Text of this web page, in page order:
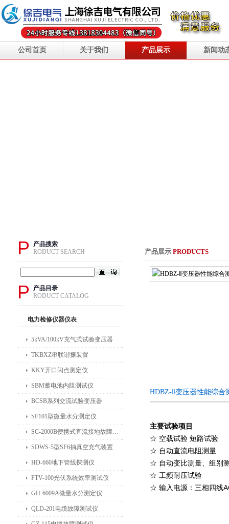
公司首页 关于我们 产品展示 新闻动
产品展示 PRODUCTS
HDBZ-Ⅱ变压器性能综合
主要试验项目
☆ 空载试验 短路试验
☆ 自动直流电阻测量
☆ 自动变比测量、组别
☆ 工频耐压试验
☆ 输入电源：三相四线
P
产品搜索
RODUCT SEARCH
P
产品目录
RODUCT CATALOG
电力检修仪器仪表
5kVA/100kV充气式试验变压器
TKBXZ串联谐振装置
KKY开口闪点测定仪
SBM蓄电池内阻测试仪
BCSB系列交流试验变压器
SF101型微量水分测定仪
SC-2000B便携式直流接地故障检测仪
SDWS-5型SF6抽真空充气装置
HD-660地下管线探测仪
FTV-100光伏系统效率测试仪
GH-6009A微量水分测定仪
QLD-201电缆故障测试仪